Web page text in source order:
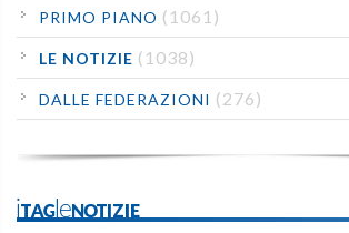
PRIMO PIANO (1061)
LE NOTIZIE (1038)
DALLE FEDERAZIONI (276)
iTAGleNOTIZIE